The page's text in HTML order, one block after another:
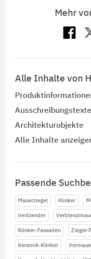
Mehr
Alle Inhalte von
Ausschreibungstexte
Architekturobjekte
Alle Inhalte
Passende
Mauerziegel Klinker
Verblender
Klinker-Fassaden Ziegel-
Keramik-Klinker